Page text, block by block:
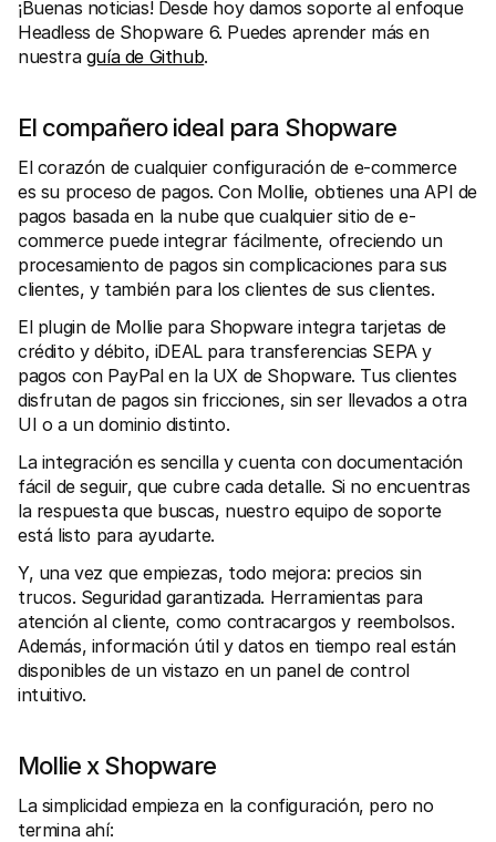
¡Buenas noticias! Desde hoy damos soporte al enfoque
Headless de Shopware 6. Puedes aprender más en
nuestra guía de Github.
El compañero ideal para Shopware
El corazón de cualquier configuración de e-commerce
es su proceso de pagos. Con Mollie, obtienes una API de
pagos basada en la nube que cualquier sitio de e-
commerce puede integrar fácilmente, ofreciendo un
procesamiento de pagos sin complicaciones para sus
clientes, y también para los clientes de sus clientes.
El plugin de Mollie para Shopware integra tarjetas de
crédito y débito, iDEAL para transferencias SEPA y
pagos con PayPal en la UX de Shopware. Tus clientes
disfrutan de pagos sin fricciones, sin ser llevados a otra
UI o a un dominio distinto.
La integración es sencilla y cuenta con documentación
fácil de seguir, que cubre cada detalle. Si no encuentras
la respuesta que buscas, nuestro equipo de soporte
está listo para ayudarte.
Y, una vez que empiezas, todo mejora: precios sin
trucos. Seguridad garantizada. Herramientas para
atención al cliente, como contracargos y reembolsos.
Además, información útil y datos en tiempo real están
disponibles de un vistazo en un panel de control
intuitivo.
Mollie x Shopware
La simplicidad empieza en la configuración, pero no
termina ahí:
Vacantes
¡Trabaja con nosotros!
Contacto
Compradores
Contactar equipo de atención al cliente
Contactar equipo de ventas
Descubre cómo podemos ayudar a tu empresa